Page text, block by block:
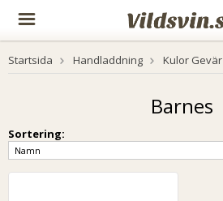
Startsida Handladdning Kulor Gevär
Barnes
Sortering: